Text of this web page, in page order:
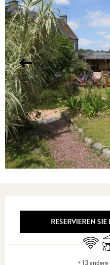
RESERVIEREN
Wi-Fi
+ 13